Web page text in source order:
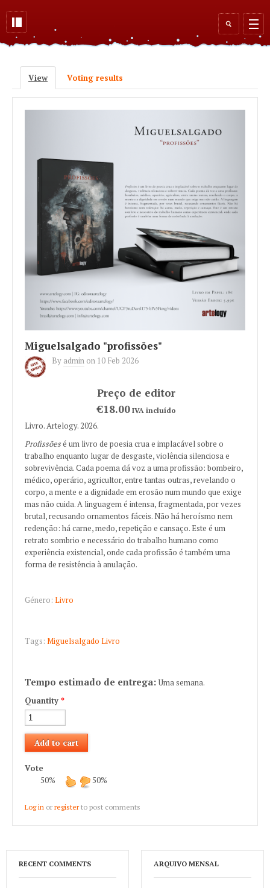
Search
form
Primary tabs
View(active tab)
Voting results
Miguelsalgado "profissões"
By admin on 10 Feb 2026
€18.00IVA incluído
Livro. Artelogy. 2026.
Profissõesé um livro de poesia crua e implacável sobre o
trabalho enquanto lugar de desgaste, violência silenciosa e
sobrevivência. Cada poema dá voz a uma profissão: bombeiro,
médico, operário, agricultor, entre tantas outras, revelando o
corpo, a mente e a dignidade em erosão num mundo que exige
mas não cuida. A linguagem é intensa, fragmentada, por vezes
brutal, recusando ornamentos fáceis. Não há heroísmo nem
redenção: há carne, medo, repetição e cansaço. Este é um
retrato sombrio e necessário do trabalho humano como
experiência existencial, onde cada profissão é também uma
forma de resistência à anulação.
Género: Livro
Tags: Miguelsalgado Livro
Tempo estimado de entrega: Uma semana.
Quantity *
Vote
50%
50%
Log in or registerto post comments
RECENT COMMENTS ARQUIVO MENSAL